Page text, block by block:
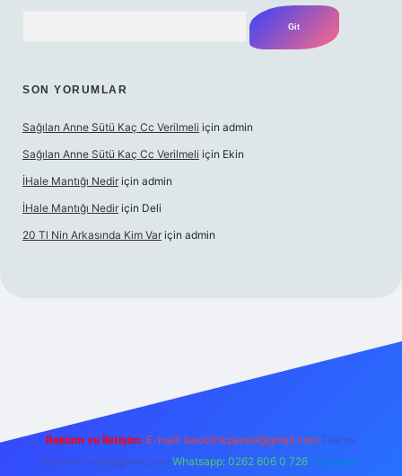
SON YORUMLAR
Sağılan Anne Sütü Kaç Cc Verilmeli için admin
Sağılan Anne Sütü Kaç Cc Verilmeli için Ekin
İHale Mantığı Nedir için admin
İHale Mantığı Nedir için Deli
20 Tl Nin Arkasında Kim Var için admin
https://
Reklam ve İletişim: E-mail: backlinkpaneli@gmail.com Teams:
forumhizmeti@gmail.com Whatsapp: 0262 606 0 726 Telegram: